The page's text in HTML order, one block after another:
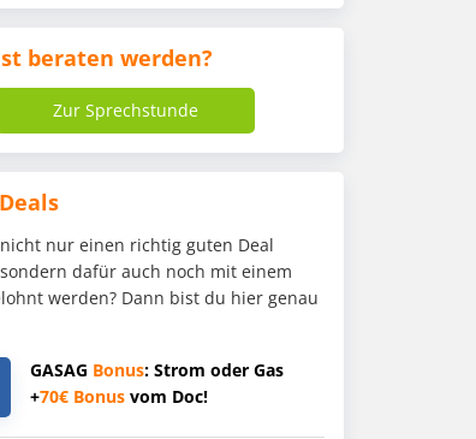
beraten werden?
Zur Sprechstunde
nur einen richtig guten Deal
dafür auch noch mit einem
werden? Dann bist du hier genau
GASAG Bonus: Strom oder Gas
+70€ Bonus vom Doc!